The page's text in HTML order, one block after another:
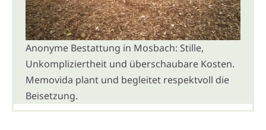
Anonyme Bestattung in Mosbach: Stille,
Unkompliziertheit und überschaubare Kosten.
Memovida plant und begleitet respektvoll die
Beisetzung.